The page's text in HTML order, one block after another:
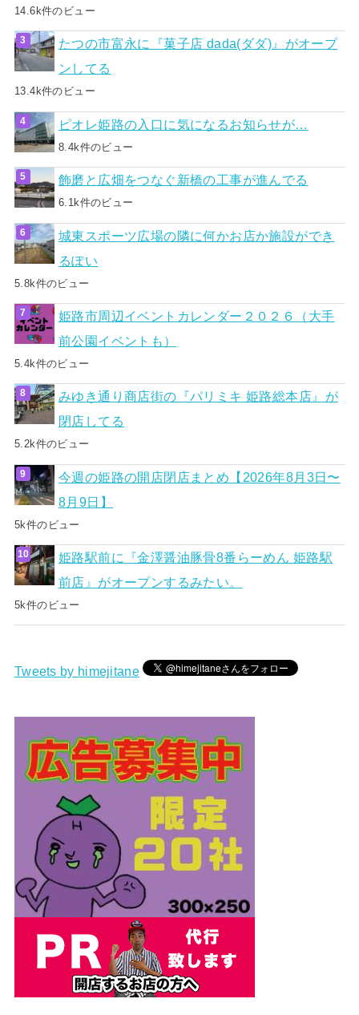
14.6k件のビュー
たつの市富永に『菓子店 dada(ダダ)』がオープ
ンしてる
13.4k件のビュー
ピオレ姫路の入口に気になるお知らせが…
8.4k件のビュー
飾磨と広畑をつなぐ新橋の工事が進んでる
6.1k件のビュー
城東スポーツ広場の隣に何かお店か施設ができ
るぽい
5.8k件のビュー
姫路市周辺イベントカレンダー２０２６（大手
前公園イベントも）
5.4k件のビュー
みゆき通り商店街の『パリミキ 姫路総本店』が
閉店してる
5.2k件のビュー
今週の姫路の開店閉店まとめ【2026年8月3日〜
8月9日】
5k件のビュー
姫路駅前に『金澤醤油豚骨8番らーめん 姫路駅
前店』がオープンするみたい。
5k件のビュー
Tweets by himejitane